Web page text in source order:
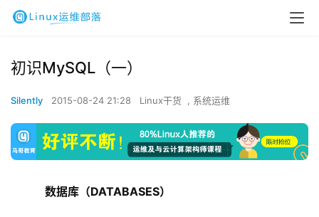
初识MySQL（一）
Silently 2015-08-24 21:28 Linux干货 , 系统运维
数据库（DATABASES）